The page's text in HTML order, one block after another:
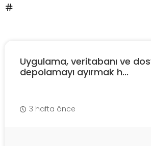
Uygulama, veritabanı ve
depolamayı ayırmak h...
3 hafta önce